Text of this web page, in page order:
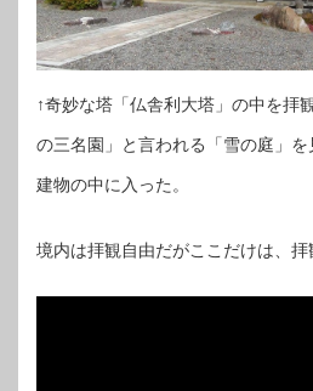
↑奇妙な塔「仏舎利大塔」の中を拝
の三名園」と言われる「雪の庭」
建物の中に入った。
境内は拝観自由だがここだけは、拝